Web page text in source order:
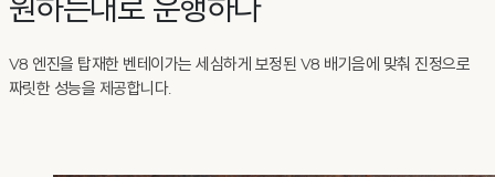
원하는대로 운행하다
V8 엔진을 탑재한 벤테이가는 세심하게 보정된 V8 배기음에 맞춰 진정으로
짜릿한 성능을 제공합니다.